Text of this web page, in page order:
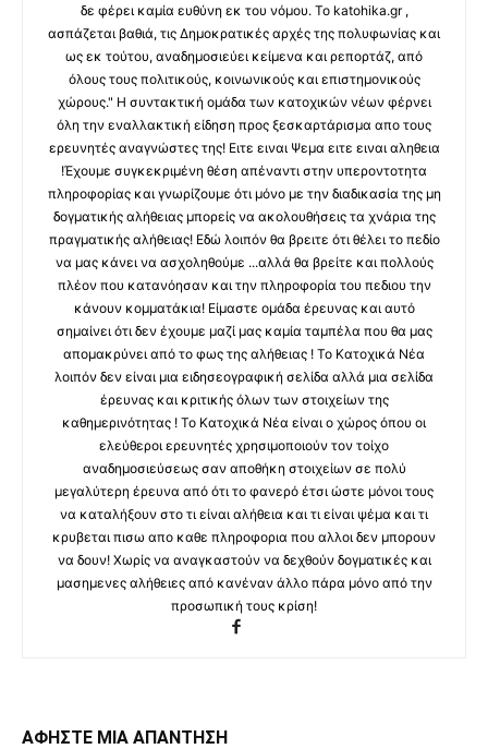
δε φέρει καμία ευθύνη εκ του νόμου. Το katohika.gr ,
ασπάζεται βαθιά, τις Δημοκρατικές αρχές της πολυφωνίας και
ως εκ τούτου, αναδημοσιεύει κείμενα και ρεπορτάζ, από
όλους τους πολιτικούς, κοινωνικούς και επιστημονικούς
χώρους." Η συντακτική ομάδα των κατοχικών νέων φέρνει
όλη την εναλλακτική είδηση προς ξεσκαρτάρισμα απο τους
ερευνητές αναγνώστες της! Ειτε ειναι Ψεμα ειτε ειναι αληθεια
!Έχουμε συγκεκριμένη θέση απέναντι στην υπεροντοτητα
πληροφορίας και γνωρίζουμε ότι μόνο με την διαδικασία της μη
δογματικής αλήθειας μπορείς να ακολουθήσεις τα χνάρια της
πραγματικής αλήθειας! Εδώ λοιπόν θα βρειτε ότι θέλει το πεδίο
να μας κάνει να ασχοληθούμε ...αλλά θα βρείτε και πολλούς
πλέον που κατανόησαν και την πληροφορία του πεδιου την
κάνουν κομματάκια! Είμαστε ομάδα έρευνας και αυτό
σημαίνει ότι δεν έχουμε μαζί μας καμία ταμπέλα που θα μας
απομακρύνει από το φως της αλήθειας ! Το Κατοχικά Νέα
λοιπόν δεν είναι μια ειδησεογραφική σελίδα αλλά μια σελίδα
έρευνας και κριτικής όλων των στοιχείων της
καθημερινότητας ! Το Κατοχικά Νέα είναι ο χώρος όπου οι
ελεύθεροι ερευνητές χρησιμοποιούν τον τοίχο
αναδημοσιεύσεως σαν αποθήκη στοιχείων σε πολύ
μεγαλύτερη έρευνα από ότι το φανερό έτσι ώστε μόνοι τους
να καταλήξουν στο τι είναι αλήθεια και τι είναι ψέμα και τι
κρυβεται πισω απο καθε πληροφορια που αλλοι δεν μπορουν
να δουν! Χωρίς να αναγκαστούν να δεχθούν δογματικές και
μασημενες αλήθειες από κανέναν άλλο πάρα μόνο από την
προσωπική τους κρίση!
ΑΦΗΣΤΕ ΜΙΑ ΑΠΑΝΤΗΣΗ